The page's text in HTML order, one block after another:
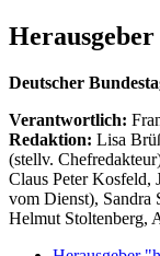
Herausgeber
Deutscher
Verantwortlich:
Redaktion: Lisa
(stellv.
Claus Peter Kosfeld,
vom Dienst), Sandra
Helmut Stoltenberg,